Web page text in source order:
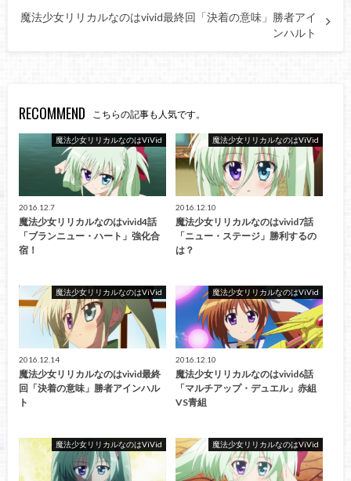
魔法少女リリカルなのはvivid最終回「決着の意味」勝者アイ
ンハルト
RECOMMEND こちらの記事も人気です。
魔法少女リリカルなのはViVid
2016.12.7
魔法少女リリカルなのはvivid4話
「ブランニュー・ハート」強化合
宿！
魔法少女リリカルなのはViVid
2016.12.10
魔法少女リリカルなのはvivid7話
「ニュー・ステージ」勝利するの
は？
魔法少女リリカルなのはViVid
2016.12.14
魔法少女リリカルなのはvivid最終
回「決着の意味」勝者アインハル
ト
魔法少女リリカルなのはViVid
2016.12.10
魔法少女リリカルなのはvivid6話
「マルチアップ・デュエル」赤組
VS青組
魔法少女リリカルなのはViVid 魔法少女リリカルなのはViVid